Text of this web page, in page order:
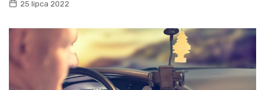
25 lipca 2022